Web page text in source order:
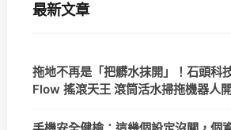
最新文章
拖地不再是「把髒水抹開」！石頭科
Flow 搖滾天王 滾筒活水掃拖機器人